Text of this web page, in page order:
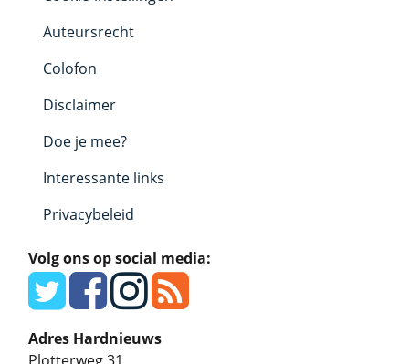
Auteursrecht
Colofon
Disclaimer
Doe je mee?
Interessante links
Privacybeleid
Volg ons op social media:
Adres Hardnieuws